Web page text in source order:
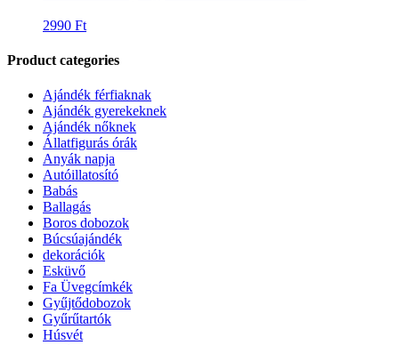
2990 Ft
Product categories
Ajándék férfiaknak
Ajándék gyerekeknek
Ajándék nőknek
Állatfigurás órák
Anyák napja
Autóillatosító
Babás
Ballagás
Boros dobozok
Búcsúajándék
dekorációk
Esküvő
Fa Üvegcímkék
Gyűjtődobozok
Gyűrűtartók
Húsvét